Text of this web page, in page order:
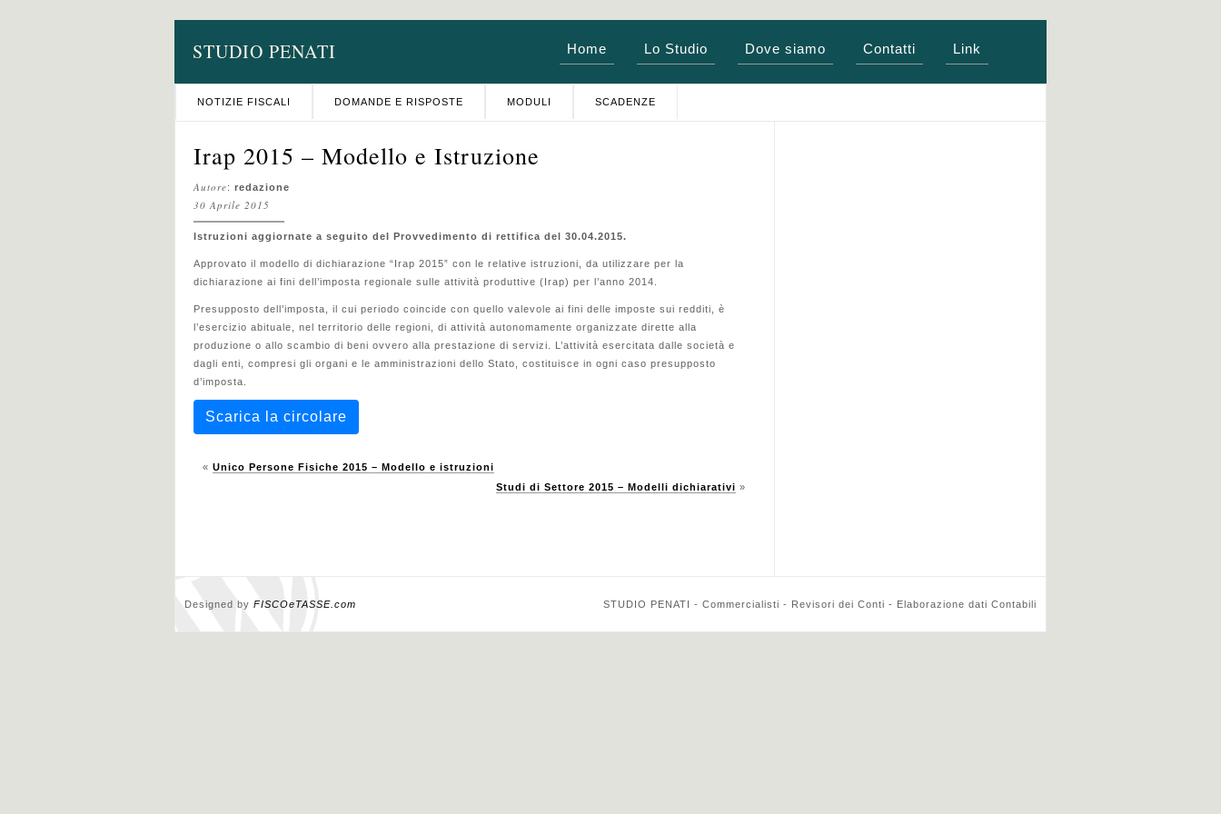
STUDIO PENATI Home Lo Studio Dove siamo Contatti Link
NOTIZIE FISCALI DOMANDE E RISPOSTE MODULI SCADENZE
Irap 2015 – Modello e Istruzione
Autore: redazione
30 Aprile 2015
Istruzioni aggiornate a seguito del Provvedimento di rettifica del 30.04.2015.
Approvato il modello di dichiarazione “Irap 2015” con le relative istruzioni, da utilizzare per la
dichiarazione ai fini dell’imposta regionale sulle attività produttive (Irap) per l’anno 2014.
Presupposto dell’imposta, il cui periodo coincide con quello valevole ai fini delle imposte sui redditi, è
l’esercizio abituale, nel territorio delle regioni, di attività autonomamente organizzate dirette alla
produzione o allo scambio di beni ovvero alla prestazione di servizi. L’attività esercitata dalle società e
dagli enti, compresi gli organi e le amministrazioni dello Stato, costituisce in ogni caso presupposto
d’imposta.
Scarica la circolare
« Unico Persone Fisiche 2015 – Modello e istruzioni
Studi di Settore 2015 – Modelli dichiarativi »
Designed by FISCOeTASSE.com STUDIO PENATI - Commercialisti - Revisori dei Conti - Elaborazione dati Contabili